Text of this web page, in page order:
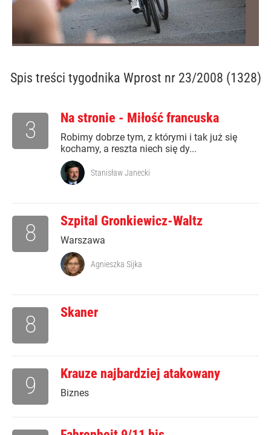
Spis treści tygodnika Wprost nr 23/2008 (1328)
Na stronie - Miłość francuska
Robimy dobrze tym, z którymi i tak już się
kochamy, a reszta niech się dy...
3
Stanisław Janecki
Szpital Gronkiewicz-Waltz
Warszawa
8
Agnieszka Sijka
Skaner
8
Krauze najbardziej atakowany
Biznes
9